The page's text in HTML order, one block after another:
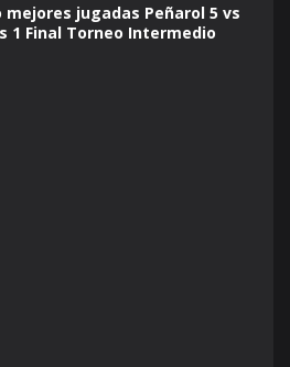
mejores jugadas Peñarol 5 vs
1 Final Torneo Intermedio